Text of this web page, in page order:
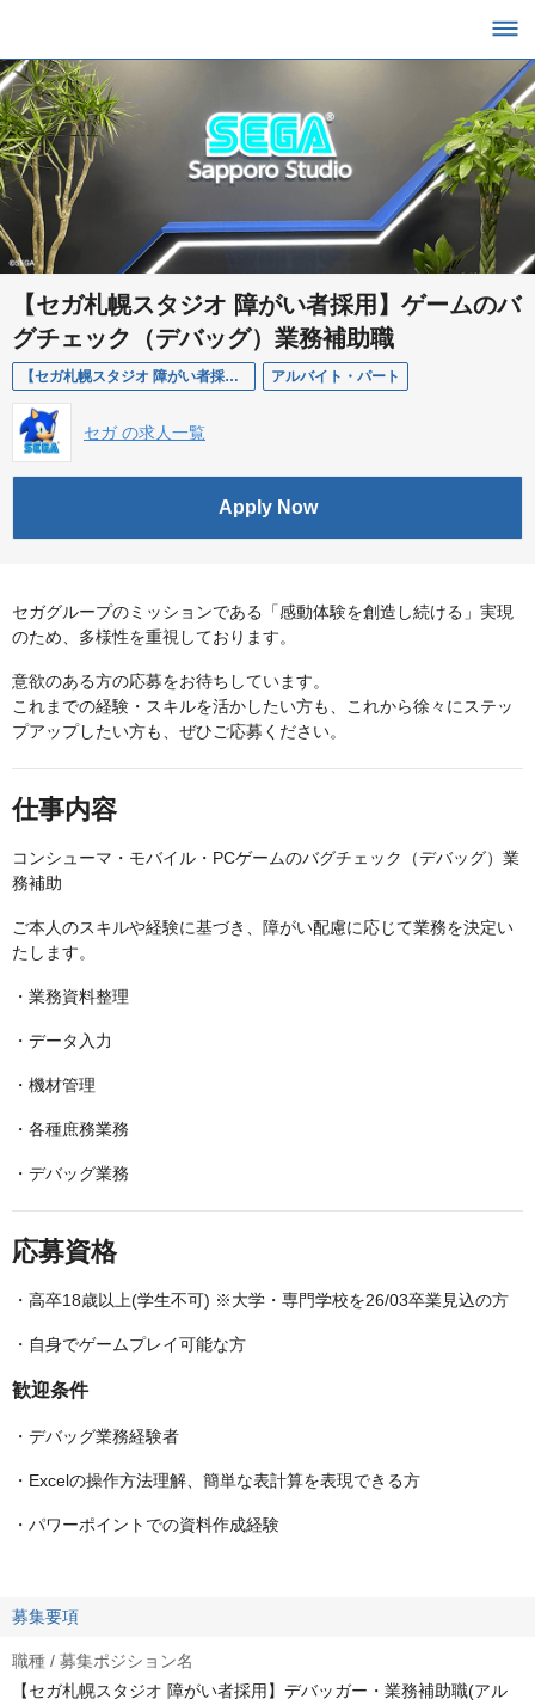
【セガ札幌スタジオ 障がい者採用】ゲームのバ
グチェック（デバッグ）業務補助職
【セガ札幌スタジオ 障がい者採用】デバッガー・業務補助職(アルバイト) アルバイト・パート
セガ の求人一覧
Apply Now
セガグループのミッションである「感動体験を創造し続ける」実現
のため、多様性を重視しております。
意欲のある方の応募をお待ちしています。
これまでの経験・スキルを活かしたい方も、これから徐々にステッ
プアップしたい方も、ぜひご応募ください。
仕事内容
コンシューマ・モバイル・PCゲームのバグチェック（デバッグ）業
務補助
ご本人のスキルや経験に基づき、障がい配慮に応じて業務を決定い
たします。
・業務資料整理
・データ入力
・機材管理
・各種庶務業務
・デバッグ業務
応募資格
・高卒18歳以上(学生不可) ※大学・専門学校を26/03卒業見込の方
・自身でゲームプレイ可能な方
歓迎条件
・デバッグ業務経験者
・Excelの操作方法理解、簡単な表計算を表現できる方
・パワーポイントでの資料作成経験
募集要項
職種 / 募集ポジション名
【セガ札幌スタジオ 障がい者採用】デバッガー・業務補助職(アル